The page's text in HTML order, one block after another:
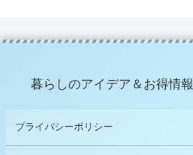
暮らしのアイデア＆お得情
プライバシーポリシー